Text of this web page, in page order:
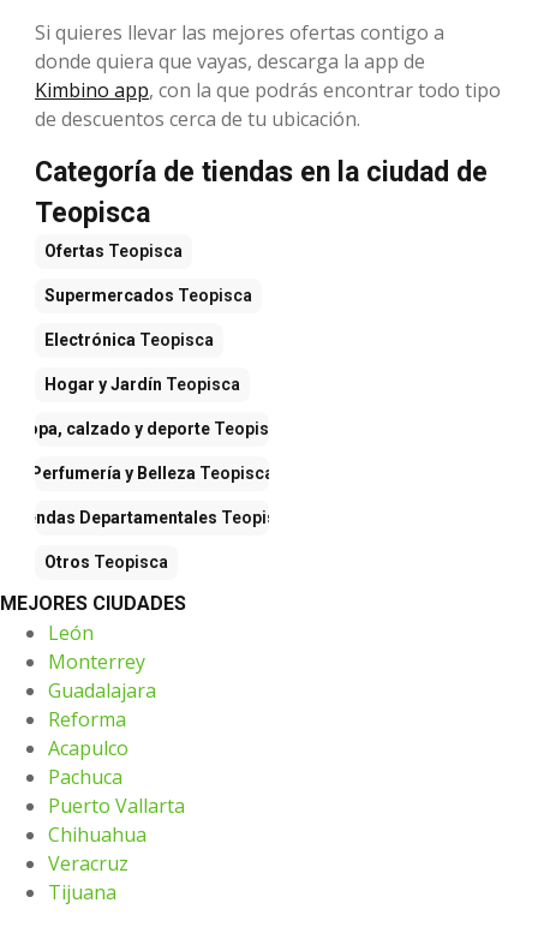
Si quieres llevar las mejores ofertas contigo a
donde quiera que vayas, descarga la app de
Kimbino app, con la que podrás encontrar todo tipo
de descuentos cerca de tu ubicación.
Categoría de tiendas en la ciudad de
Teopisca
Ofertas Teopisca
Supermercados Teopisca
Electrónica Teopisca
Hogar y Jardín Teopisca
Ropa, calzado y deporteTeopisca
Perfumería y Belleza Teopisca
Tiendas Departamentales Teopisca
Otros Teopisca
MEJORES CIUDADES
León
Monterrey
Guadalajara
Reforma
Acapulco
Pachuca
Puerto Vallarta
Chihuahua
Veracruz
Tijuana